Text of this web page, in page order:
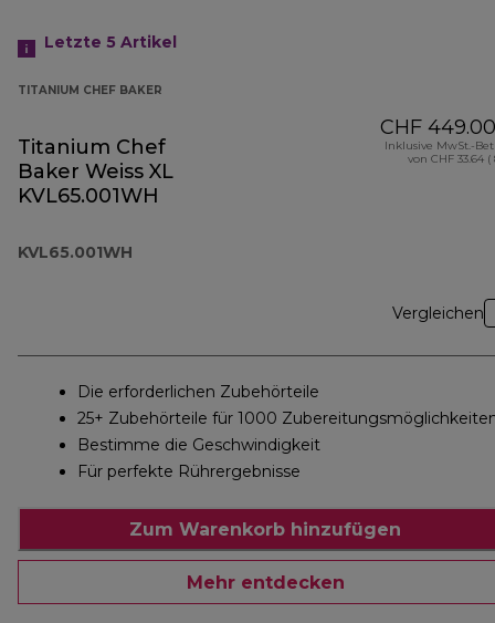
Letzte 5 Artikel
TITANIUM CHEF BAKER
Titanium Chef
Baker Weiss XL
KVL65.001WH
KVL65.001WH
CHF 449.00
Inklusive MwSt.-
von CHF 33.64 (
Vergleichen
Die erforderlichen Zubehörteile
25+ Zubehörteile für 1000
Bestimme die Geschwindigkeit
Für perfekte Rührergebnisse
Zum Warenkorb hinzufügen
Mehr entdecken